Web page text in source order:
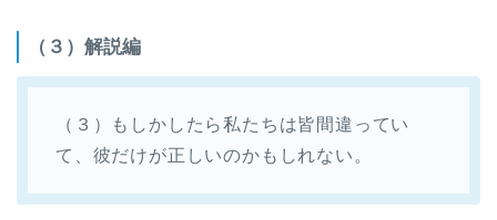
（３）解説編
（３）もしかしたら私たちは皆間違ってい
て、彼だけが正しいのかもしれない。